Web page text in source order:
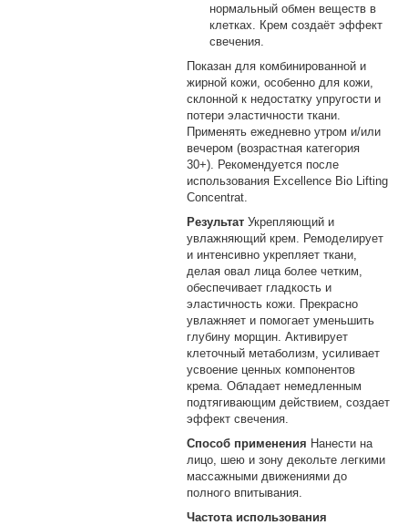
нормальный обмен веществ в
клетках. Крем создаёт эффект
свечения.
Показан для комбинированной и
жирной кожи, особенно для кожи,
склонной к недостатку упругости и
потери эластичности ткани.
Применять ежедневно утром и/или
вечером (возрастная категория
30+). Рекомендуется после
использования Excellence Bio Lifting
Concentrat.
РезультатУкрепляющий и
увлажняющий крем. Ремоделирует
и интенсивно укрепляет ткани,
делая овал лица более четким,
обеспечивает гладкость и
эластичность кожи. Прекрасно
увлажняет и помогает уменьшить
глубину морщин. Активирует
клеточный метаболизм, усиливает
усвоение ценных компонентов
крема. Обладает немедленным
подтягивающим действием, создает
эффект свечения.
Способ применения Нанести на
лицо, шею и зону декольте легкими
массажными движениями до
полного впитывания.
Частота использования